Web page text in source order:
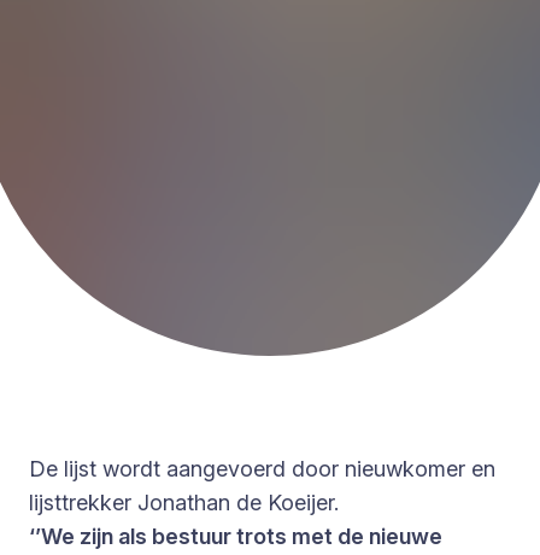
De lijst wordt aangevoerd door nieuwkomer en
lijsttrekker Jonathan de Koeijer.
‘’We zijn als bestuur trots met de nieuwe